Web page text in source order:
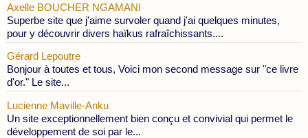
Axelle BOUCHER NGAMANI
Superbe site que j'aime survoler quand j'ai quelques minutes,
pour y découvrir divers haïkus rafraîchissants....
Gérard Lepoutre
Bonjour à toutes et tous, Voici mon second message sur "ce livre
d'or." Le site...
Lucienne Maville-Anku
Un site exceptionnellement bien conçu et convivial qui permet le
développement de soi par le...